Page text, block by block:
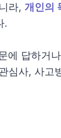
라, 개인의
.
에 답하거
심사, 사고